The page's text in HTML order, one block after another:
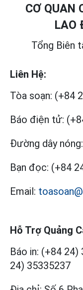
CƠ QUAN
LAO
Tổng Biên
Liên Hệ:
Tòa soạn: (+84
Báo điện tử:
Đường dây nóng:
Bạn đọc: (+84
Email:
Hỗ Trợ Quảng
Báo in: (+84 24)
24) 35335237